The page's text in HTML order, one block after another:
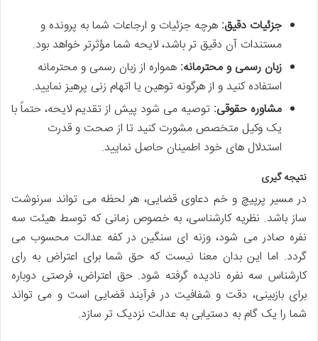
جزئیات دقیق: هرچه جزئیات و ارجاعات شما به پرونده و
مستندات آن دقیق تر باشد، لایحه شما مؤثرتر خواهد بود.
زبان رسمی و محترمانه: همواره از زبان رسمی و محترمانه
استفاده کنید و از هرگونه توهین یا اتهام زنی پرهیز نمایید.
مشاوره حقوقی: توصیه می شود پیش از تقدیم لایحه، حتماً با
یک وکیل متخصص مشورت کنید تا از صحت و قدرت
استدلال های خود اطمینان حاصل نمایید.
نتیجه گیری
در مسیر پرپیچ و خم دعاوی قضایی، هر لحظه می تواند سرنوشت
ساز باشد. نظریه کارشناسی، به خصوص زمانی که توسط هیئت سه
نفره صادر می شود، وزنه ای سنگین در کفه عدالت محسوب می
گردد. اما این بدان معنا نیست که حق شما برای اعتراض به رای
کارشناس سه نفره نادیده گرفته شود. حق اعتراض، فرصتی دوباره
برای بازبینی، دقت و شفافیت در فرآیند قضایی است و می تواند
شما را یک گام به دستیابی به عدالت نزدیک تر سازد.